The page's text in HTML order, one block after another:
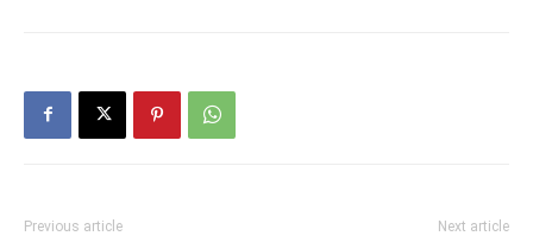
Previous article Next article